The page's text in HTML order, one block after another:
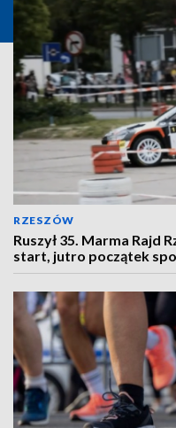
RZESZÓW
Ruszył 35. Marma Rajd
start, jutro początek